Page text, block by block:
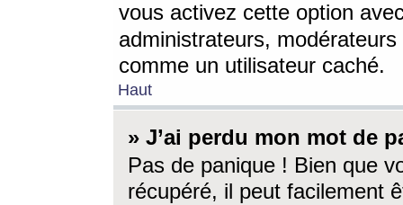
vous activez cette option
administrateurs,
comme un utilisateur caché.
Haut
» J’ai perdu mon mot de
Pas de panique ! Bien que
récupéré, il peut facilement